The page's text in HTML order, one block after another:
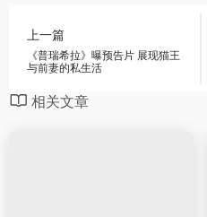
上一篇
《普瑞希拉》曝预告片 展现猫王
与前妻的私生活
相关文章